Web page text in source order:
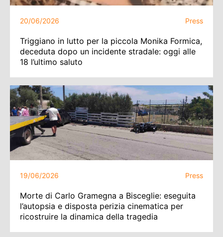
20/06/2026 Press
Triggiano in lutto per la piccola Monika Formica,
deceduta dopo un incidente stradale: oggi alle
18 l’ultimo saluto
19/06/2026 Press
Morte di Carlo Gramegna a Bisceglie: eseguita
l’autopsia e disposta perizia cinematica per
ricostruire la dinamica della tragedia